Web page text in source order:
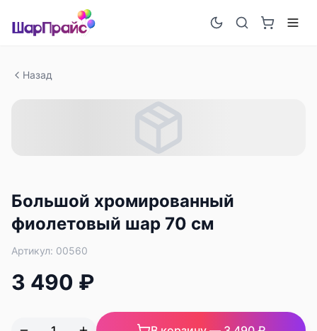
Назад
Большой хромированный
фиолетовый шар 70 см
Артикул: 00560
3 490 ₽